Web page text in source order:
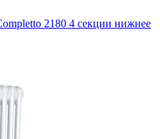
2180 4 секции нижнее